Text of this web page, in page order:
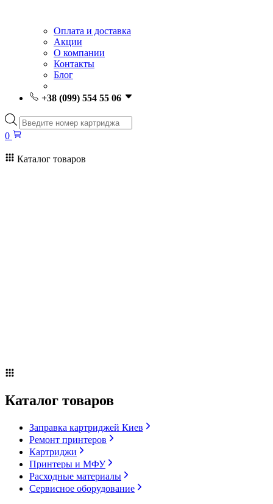
Оплата и доставка
Акции
О компании
Контакты
Блог
+38 (099) 554 55 06
Поиск
товаров
0
Каталог товаров
Каталог товаров
Заправка картриджей Киев
Ремонт принтеров
Картриджи
Принтеры и МФУ
Расходные материалы
Сервисное оборудование